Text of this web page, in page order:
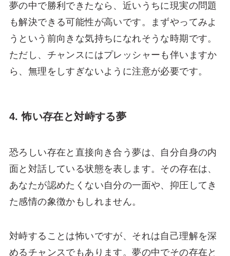
夢の中で勝利できたなら、近いうちに現実の問題
も解決できる可能性が高いです。まずやってみよ
うという前向きな気持ちになれそうな時期です。
ただし、チャンスにはプレッシャーも伴いますか
ら、無理をしすぎないように注意が必要です。
4. 怖い存在と対峙する夢
恐ろしい存在と直接向き合う夢は、自分自身の内
面と対話している状態を表します。その存在は、
あなたが認めたくない自分の一面や、抑圧してき
た感情の象徴かもしれません。
対峙することは怖いですが、それは自己理解を深
めるチャンスでもあります。夢の中でその存在と